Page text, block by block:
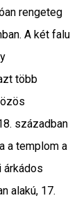
rengeteg
A két falu
több
században
a templom a
árkádos
alakú, 17.